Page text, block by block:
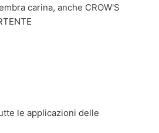
carina, anche CROW'S
le applicazioni delle